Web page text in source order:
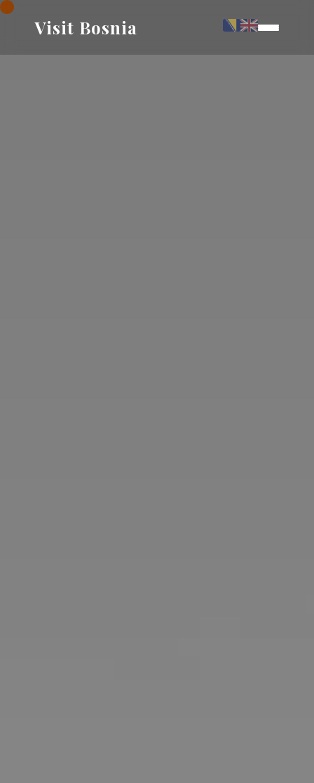
Visit Bosnia